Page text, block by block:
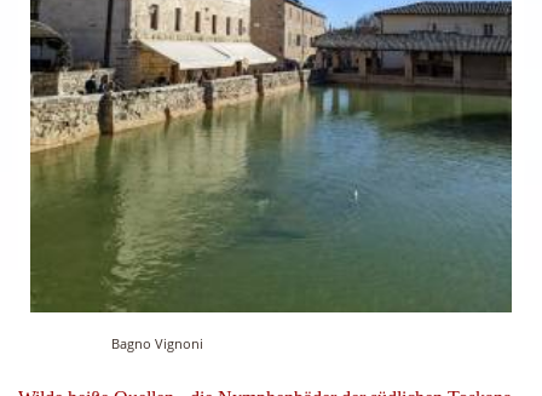
Bagno Vignoni